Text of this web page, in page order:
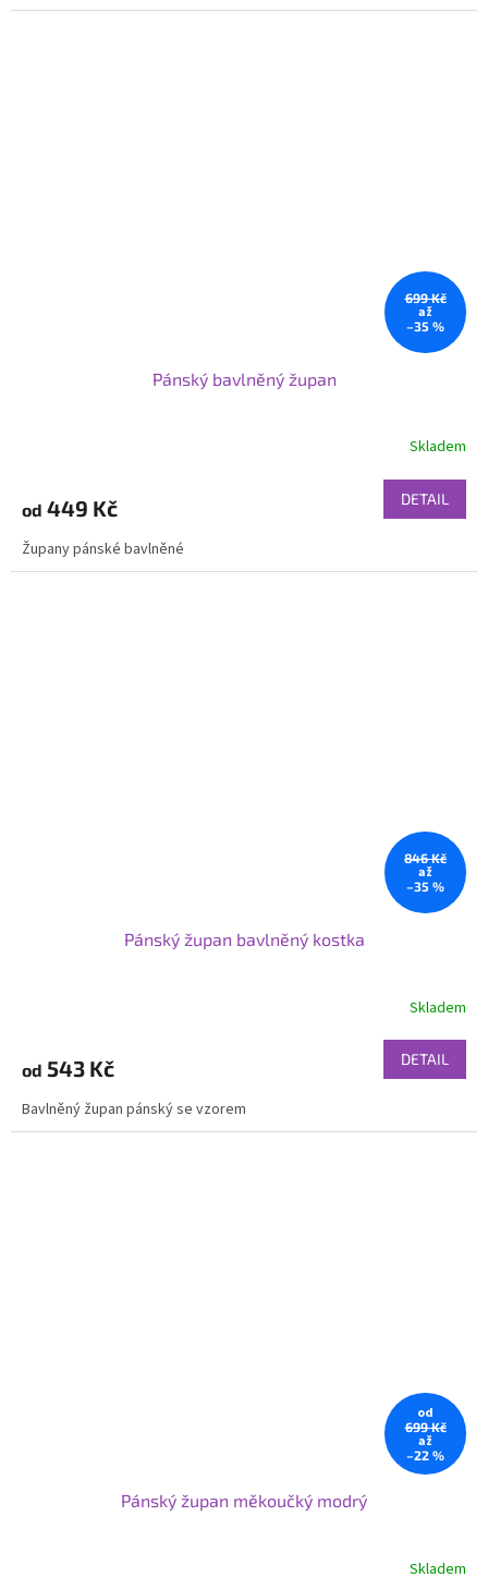
699 Kč
až
–35 %
Pánský bavlněný župan
Skladem
od 449 Kč DETAIL
Župany pánské bavlněné
846 Kč
až
–35 %
Pánský župan bavlněný kostka
Skladem
od 543 Kč DETAIL
Bavlněný župan pánský se vzorem
od
699 Kč
až
–22 %
Pánský župan měkoučký modrý
Skladem